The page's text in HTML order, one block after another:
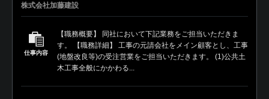
株式会社加藤建設
仕事内容
【職務概要】 同社において下記業務をご担当いただきま
す。 【職務詳細】 工事の元請会社をメイン顧客とし、工事
(地盤改良等)の受注営業をご担当いただきます。 (1)公共土
木工事全般にかかわる...